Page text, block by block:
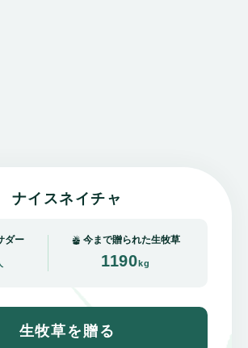
ナイスネイチャ
ダー 今まで贈られた生牧草
1190kg
生牧草を贈る